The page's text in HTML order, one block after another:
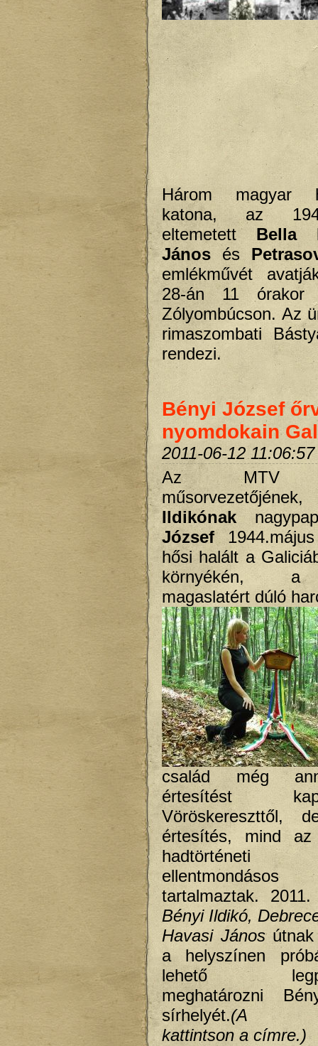
Három
magyar
katona, az
eltemetett Bella
János és
emlékművét
28-án 11 órakor
Zólyombúcson. Az
rimaszombati
rendezi.
Bényi József
nyomdokain
2011-06-12 11:06:57
Az MTV
Ildikónak
József
hősi halált a
környékén, a
magaslatért dúló
család még
értesítést
Vöröskereszttől,
értesítés, mind
hadtörténeti
tartalmaztak.
Bényi Ildikó,
Havasi János
a helyszínen
lehető
meghatározni
sírhelyét.(A
kattintson a címre.)